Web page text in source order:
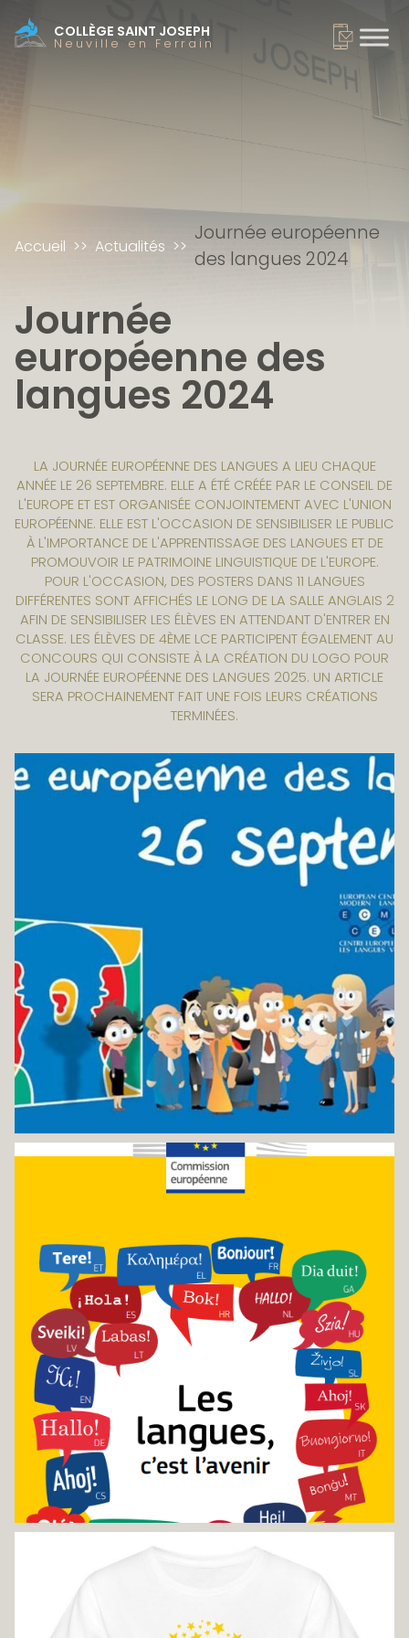
COLLÈGE SAINT JOSEPH
Neuville en Ferrain
Accueil Actualités
Journée européenne
des langues 2024
Journée
européenne des
langues 2024
LA JOURNÉE EUROPÉENNE DES LANGUES A LIEU CHAQUE
ANNÉE LE 26 SEPTEMBRE. ELLE A ÉTÉ CRÉÉE PAR LE CONSEIL DE
L'EUROPE ET EST ORGANISÉE CONJOINTEMENT AVEC L'UNION
EUROPÉENNE. ELLE EST L'OCCASION DE SENSIBILISER LE PUBLIC
À L'IMPORTANCE DE L'APPRENTISSAGE DES LANGUES ET DE
PROMOUVOIR LE PATRIMOINE LINGUISTIQUE DE L'EUROPE.
POUR L'OCCASION, DES POSTERS DANS 11 LANGUES
DIFFÉRENTES SONT AFFICHÉS LE LONG DE LA SALLE ANGLAIS 2
AFIN DE SENSIBILISER LES ÉLÈVES EN ATTENDANT D'ENTRER EN
CLASSE. LES ÉLÈVES DE 4ÈME LCE PARTICIPENT ÉGALEMENT AU
CONCOURS QUI CONSISTE À LA CRÉATION DU LOGO POUR
LA JOURNÉE EUROPÉENNE DES LANGUES 2025. UN ARTICLE
SERA PROCHAINEMENT FAIT UNE FOIS LEURS CRÉATIONS
TERMINÉES.